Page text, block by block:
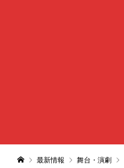
最新情報 舞台・演劇